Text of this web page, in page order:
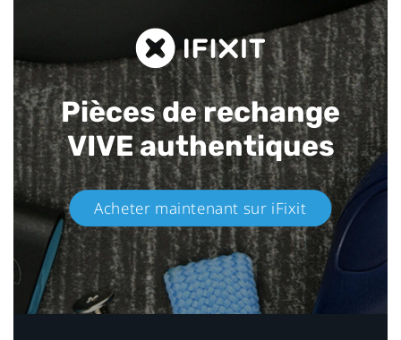
Pièces de rechange
VIVE authentiques​
Acheter maintenant sur iFixit​